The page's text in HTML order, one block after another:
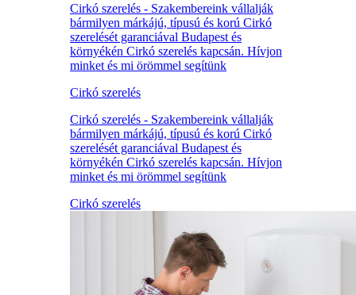
Cirkó szerelés - Szakembereink vállalják
bármilyen márkájú, típusú és korú Cirkó
szerelését garanciával Budapest és
környékén Cirkó szerelés kapcsán. Hívjon
minket és mi örömmel segítünk
Cirkó szerelés
Cirkó szerelés - Szakembereink vállalják
bármilyen márkájú, típusú és korú Cirkó
szerelését garanciával Budapest és
környékén Cirkó szerelés kapcsán. Hívjon
minket és mi örömmel segítünk
Cirkó szerelés